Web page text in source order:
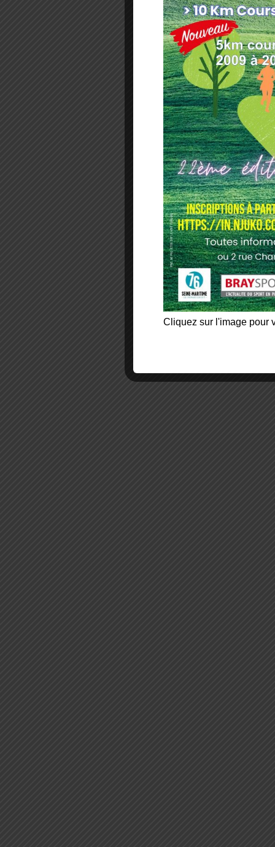
Cliquez sur l'image pour